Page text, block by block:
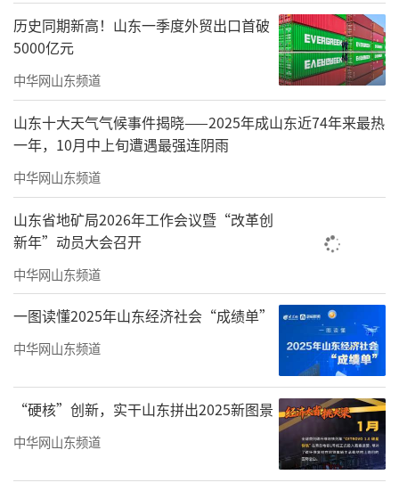
都市再繁华
终不是自己的家
这个新春之际
你是否也在期待一种崭新的生活
犒赏一年以来的匆忙
历史同期新高！山东一季度外贸出口首破
5000亿元
中华网山东频道
山东十大天气气候事件揭晓——2025年成山东近74年来最热
一年，10月中上旬遭遇最强连阴雨
中华网山东频道
山东省地矿局2026年工作会议暨“改革创
新年”动员大会召开
中华网山东频道
一图读懂2025年山东经济社会“成绩单”
中华网山东频道
“硬核”创新，实干山东拼出2025新图景
中华网山东频道